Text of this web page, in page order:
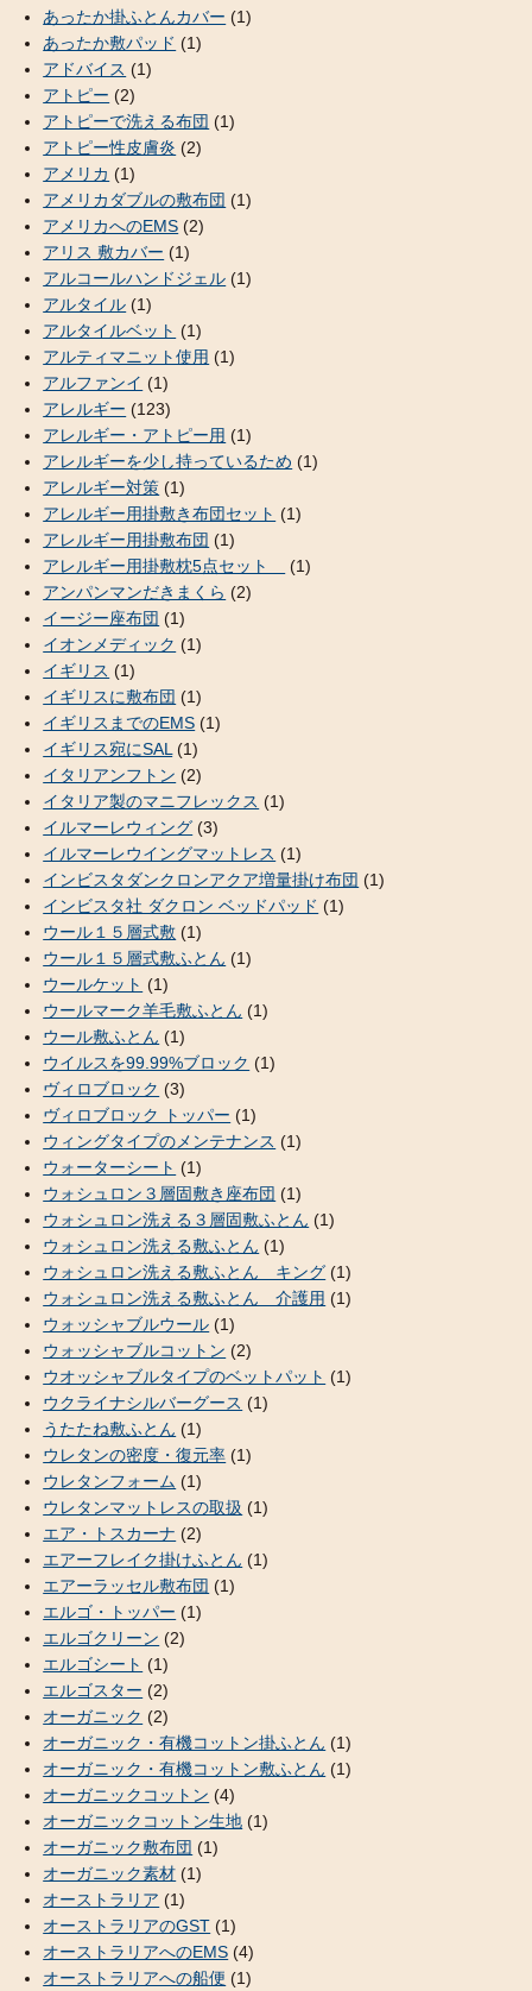
あったか掛ふとんカバー (1)
あったか敷パッド (1)
アドバイス (1)
アトピー (2)
アトピーで洗える布団 (1)
アトピー性皮膚炎 (2)
アメリカ (1)
アメリカダブルの敷布団 (1)
アメリカへのEMS (2)
アリス 敷カバー (1)
アルコールハンドジェル (1)
アルタイル (1)
アルタイルベット (1)
アルティマニット使用 (1)
アルファンイ (1)
アレルギー (123)
アレルギー・アトピー用 (1)
アレルギーを少し持っているため (1)
アレルギー対策 (1)
アレルギー用掛敷き布団セット (1)
アレルギー用掛敷布団 (1)
アレルギー用掛敷枕5点セット
(1)
アンパンマンだきまくら (2)
イージー座布団 (1)
イオンメディック (1)
イギリス (1)
イギリスに敷布団 (1)
イギリスまでのEMS (1)
イギリス宛にSAL (1)
イタリアンフトン (2)
イタリア製のマニフレックス (1)
イルマーレウィング (3)
イルマーレウイングマットレス (1)
インビスタダンクロンアクア増量掛け布団 (1)
インビスタ社 ダクロン ベッドパッド (1)
ウール１５層式敷 (1)
ウール１５層式敷ふとん (1)
ウールケット (1)
ウールマーク羊毛敷ふとん (1)
ウール敷ふとん (1)
ウイルスを99.99%ブロック (1)
ヴィロブロック (3)
ヴィロブロック トッパー (1)
ウィングタイプのメンテナンス (1)
ウォーターシート (1)
ウォシュロン３層固敷き座布団 (1)
ウォシュロン洗える３層固敷ふとん (1)
ウォシュロン洗える敷ふとん (1)
ウォシュロン洗える敷ふとん キング (1)
ウォシュロン洗える敷ふとん 介護用 (1)
ウォッシャブルウール (1)
ウォッシャブルコットン (2)
ウオッシャブルタイプのベットパット (1)
ウクライナシルバーグース (1)
うたたね敷ふとん (1)
ウレタンの密度・復元率 (1)
ウレタンフォーム (1)
ウレタンマットレスの取扱 (1)
エア・トスカーナ (2)
エアーフレイク掛けふとん (1)
エアーラッセル敷布団 (1)
エルゴ・トッパー (1)
エルゴクリーン (2)
エルゴシート (1)
エルゴスター (2)
オーガニック (2)
オーガニック・有機コットン掛ふとん (1)
オーガニック・有機コットン敷ふとん (1)
オーガニックコットン (4)
オーガニックコットン生地 (1)
オーガニック敷布団 (1)
オーガニック素材 (1)
オーストラリア (1)
オーストラリアのGST (1)
オーストラリアへのEMS (4)
オーストラリアへの船便 (1)